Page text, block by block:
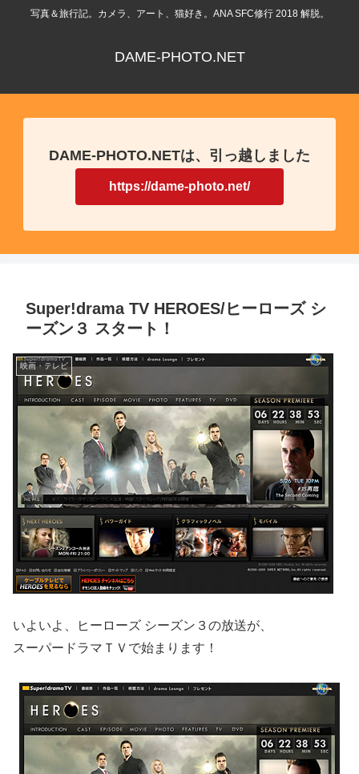
写真＆旅行記。カメラ、アート、猫好き。ANA SFC修行 2018 解脱。
DAME-PHOTO.NET
DAME-PHOTO.NETは、引っ越しました
https://dame-photo.net/
Super!drama TV HEROES/ヒーローズ シ
ーズン３ スタート！
映画・テレビ
いよいよ、ヒーローズ シーズン３の放送が、
スーパードラマＴＶで始まります！